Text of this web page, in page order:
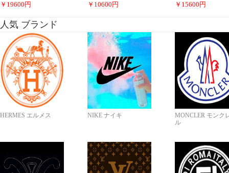
￥ 19600 円 ￥ 10600 円 ￥ 15600 円
人気 ブランド
HERMES エルメス NIKE ナイキ
MONCLER モンク
ル